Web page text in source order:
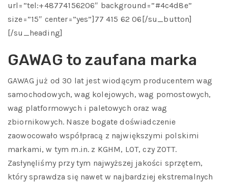
url=”tel:+48774156206″ background=”#4c4d8e”
size=”15″ center=”yes”]77 415 62 06[/su_button]
[/su_heading]
GAWAG to zaufana marka
GAWAG już od 30 lat jest wiodącym producentem wag
samochodowych, wag kolejowych, wag pomostowych,
wag platformowych i paletowych oraz wag
zbiornikowych. Nasze bogate doświadczenie
zaowocowało współpracą z największymi polskimi
markami, w tym m.in. z KGHM, LOT, czy ZOTT.
Zasłynęliśmy przy tym najwyższej jakości sprzętem,
który sprawdza się nawet w najbardziej ekstremalnych